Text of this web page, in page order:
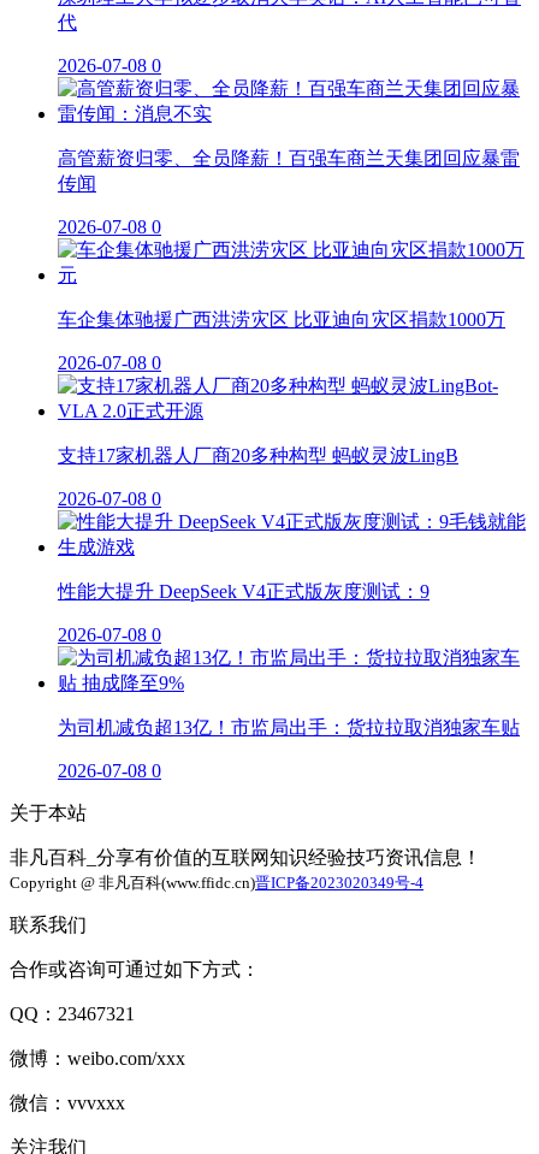
代
2026-07-08 0
高管薪资归零、全员降薪！百强车商兰天集团回应暴雷
传闻
2026-07-08 0
车企集体驰援广西洪涝灾区 比亚迪向灾区捐款1000万
2026-07-08 0
支持17家机器人厂商20多种构型 蚂蚁灵波LingB
2026-07-08 0
性能大提升 DeepSeek V4正式版灰度测试：9
2026-07-08 0
为司机减负超13亿！市监局出手：货拉拉取消独家车贴
2026-07-08 0
关于本站
非凡百科_分享有价值的互联网知识经验技巧资讯信息！
Copyright @ 非凡百科(www.ffidc.cn)晋ICP备2023020349号-4
联系我们
合作或咨询可通过如下方式：
QQ：23467321
微博：weibo.com/xxx
微信：vvvxxx
关注我们